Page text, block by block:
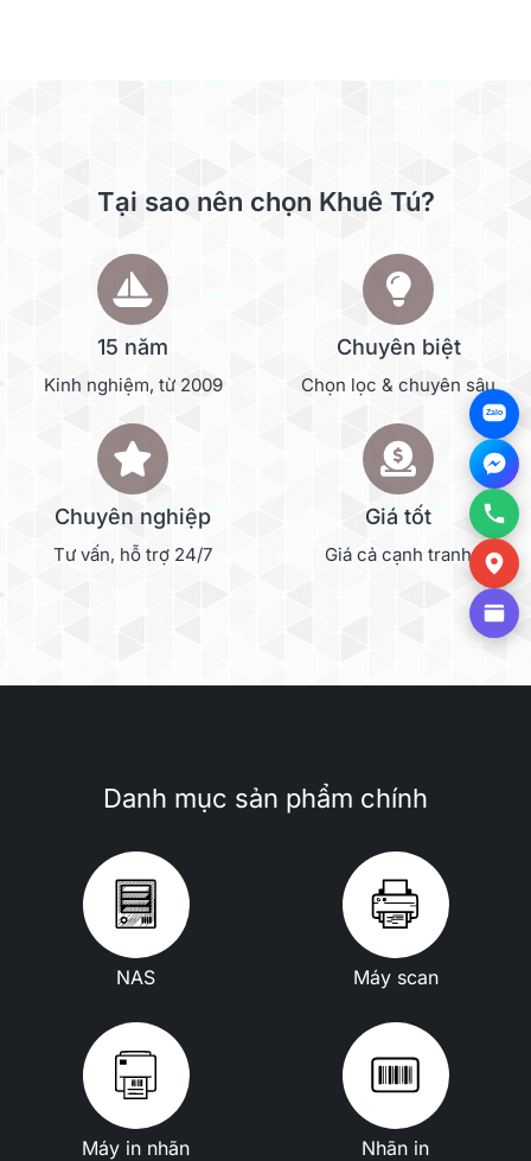
Tại sao nên chọn Khuê Tú?
15 năm
Kinh nghiệm, từ 2009
Chuyên biệt
Chọn lọc & chuyên sâu
Chuyên nghiệp
Tư vấn, hỗ trợ 24/7
Giá tốt
Giá cả cạnh tranh
Danh mục sản phẩm chính
NAS Máy scan
Máy in nhãn Nhãn in
Zalo